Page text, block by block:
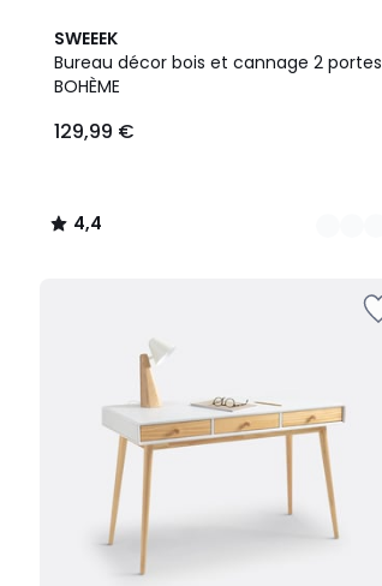
SWEEEK
Bureau décor bois et cannage 2 portes
BOHÈME
129,99 €
4,4
/ 5
2
Couleurs
4,4
/